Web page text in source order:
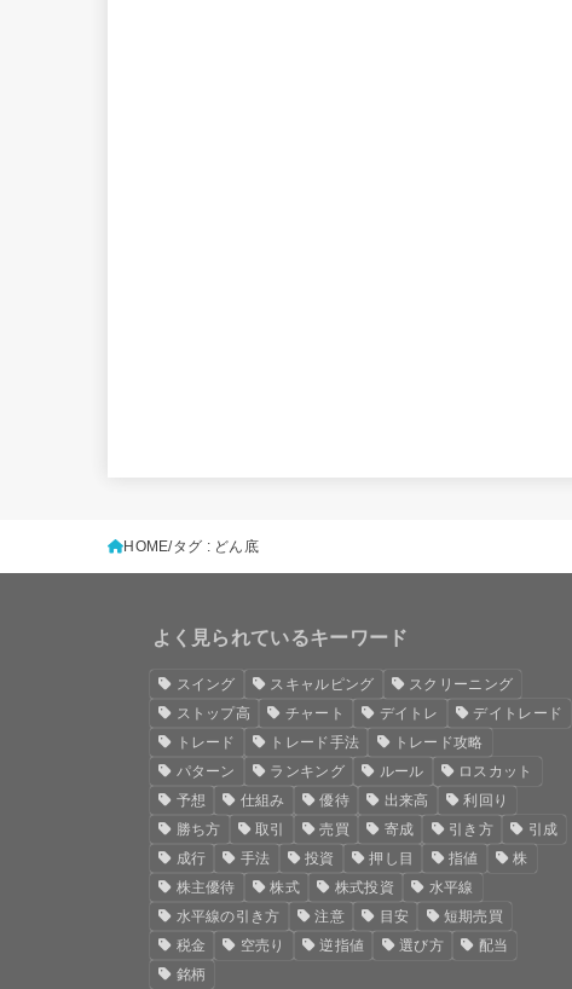
HOME タグ : どん底
よく見られているキーワード
スイング スキャルピング
スクリーニング
ストップ高
チャート デイトレ
デイトレード
トレード
トレード手法
トレード攻略
パターン
ランキング ルール
ロスカット
予想
仕組み 優待 出来高
利回り
勝ち方
取引 売買 寄成 引き方
引成
成行
手法 投資 押し目 指値
株
株主優待
株式 株式投資
水平線
水平線の引き方
注意 目安
短期売買
税金
空売り 逆指値 選び方
配当
銘柄